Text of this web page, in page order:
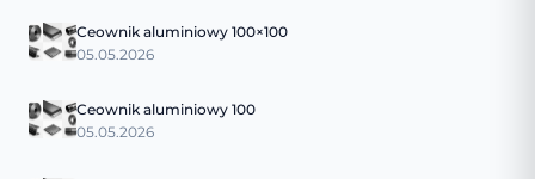
Ceownik aluminiowy 100×100
05.05.2026
Ceownik aluminiowy 100
05.05.2026